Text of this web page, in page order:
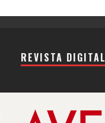
REVISTA DIGITAL